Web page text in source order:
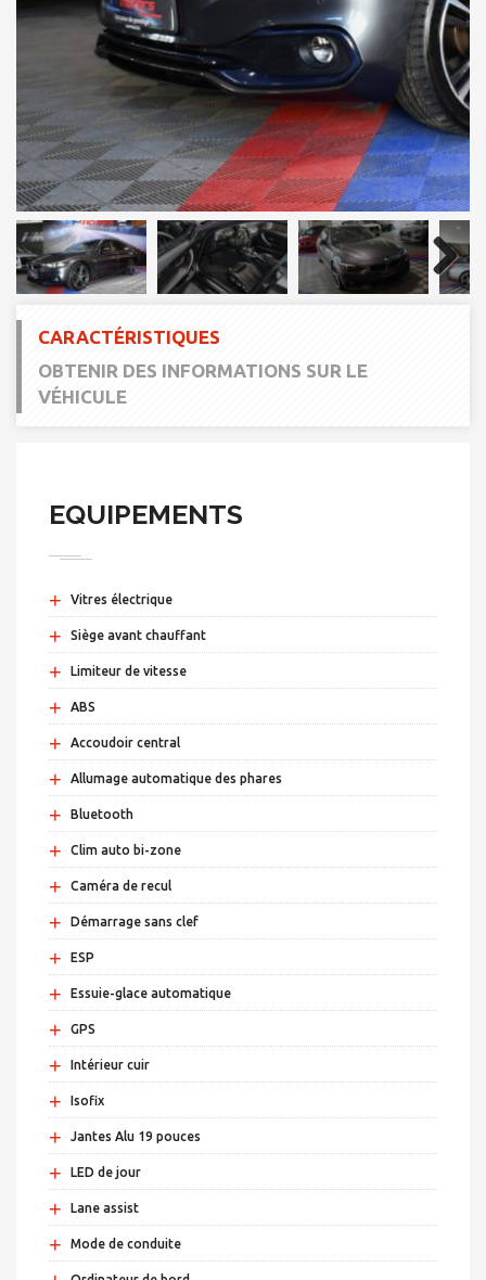
Next
CARACTÉRISTIQUES
OBTENIR DES INFORMATIONS SUR LE
VÉHICULE
EQUIPEMENTS
+ Vitres électrique
+ Siège avant chauffant
+ Limiteur de vitesse
+ ABS
+ Accoudoir central
+ Allumage automatique des phares
+ Bluetooth
+ Clim auto bi-zone
+ Caméra de recul
+ Démarrage sans clef
+ ESP
+ Essuie-glace automatique
+ GPS
+ Intérieur cuir
+ Isofix
+ Jantes Alu 19 pouces
+ LED de jour
+ Lane assist
+ Mode de conduite